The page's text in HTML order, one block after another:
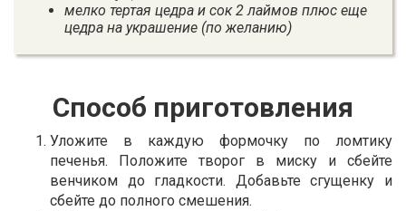
мелко тертая цедра и сок 2 лаймов плюс еще
цедра на украшение (по желанию)
Способ приготовления
Уложите в каждую формочку по ломтику
печенья. Положите творог в миску и сбейте
венчиком до гладкости. Добавьте сгущенку и
сбейте до полного смешения.